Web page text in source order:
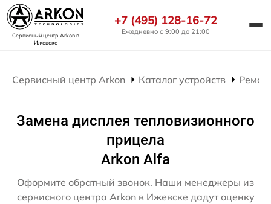
Сервисный центр Arkonв
Ижевске
+7 (495) 128-16-72
Ежедневно с 9:00 до 21:00
Сервисный центр Arkon Каталог устройств
Замена дисплея тепловизионного
прицела
Arkon Alfa
Оформите обратный звонок. Наши менеджеры из
сервисного центра Arkon в Ижевске дадут оценку